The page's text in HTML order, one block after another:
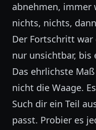
abnehmen, immer
nichts, nichts,
Der Fortschritt war
nur unsichtbar, bis
Das ehrlichste
nicht die Waage.
Such dir ein Teil
passt. Probier es